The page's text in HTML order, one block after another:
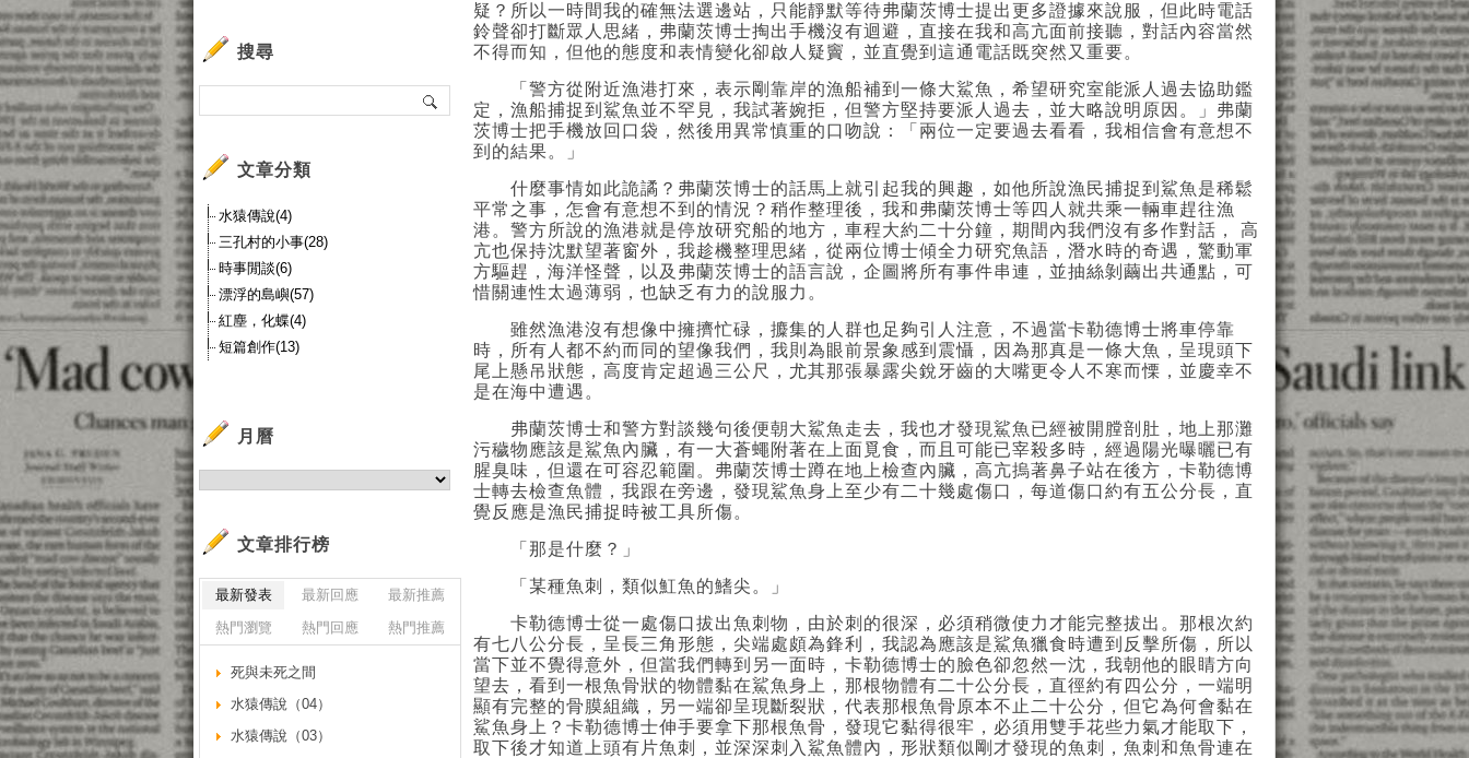
疑？所以一時間我的確無法選邊站，只能靜默等待弗蘭茨博士提出更多證據來說服，但此時電話
鈴聲卻打斷眾人思緒，弗蘭茨博士掏出手機沒有迴避，直接在我和高亢面前接聽，對話內容當然
不得而知，但他的態度和表情變化卻啟人疑竇，並直覺到這通電話既突然又重要。
「警方從附近漁港打來，表示剛靠岸的漁船補到一條大鯊魚，希望研究室能派人過去協助鑑
定，漁船捕捉到鯊魚並不罕見，我試著婉拒，但警方堅持要派人過去，並大略說明原因。」弗蘭
茨博士把手機放回口袋，然後用異常慎重的口吻說：「兩位一定要過去看看，我相信會有意想不
到的結果。」
什麼事情如此詭譎？弗蘭茨博士的話馬上就引起我的興趣，如他所說漁民捕捉到鯊魚是稀鬆
平常之事，怎會有意想不到的情況？稍作整理後，我和弗蘭茨博士等四人就共乘一輛車趕往漁
港。警方所說的漁港就是停放研究船的地方，車程大約二十分鐘，期間內我們沒有多作對話， 高
亢也保持沈默望著窗外，我趁機整理思緒，從兩位博士傾全力研究魚語，潛水時的奇遇，驚動軍
方驅趕，海洋怪聲，以及弗蘭茨博士的語言說，企圖將所有事件串連，並抽絲剝繭出共通點，可
惜關連性太過薄弱，也缺乏有力的說服力。
雖然漁港沒有想像中擁擠忙碌，攗集的人群也足夠引人注意，不過當卡勒德博士將車停靠
時，所有人都不約而同的望像我們，我則為眼前景象感到震懾，因為那真是一條大魚，呈現頭下
尾上懸吊狀態，高度肯定超過三公尺，尤其那張暴露尖銳牙齒的大嘴更令人不寒而慄，並慶幸不
是在海中遭遇。
弗蘭茨博士和警方對談幾句後便朝大鯊魚走去，我也才發現鯊魚已經被開膛剖肚，地上那灘
污穢物應該是鯊魚內臟，有一大蒼蠅附著在上面覓食，而且可能已宰殺多時，經過陽光曝曬已有
腥臭味，但還在可容忍範圍。弗蘭茨博士蹲在地上檢查內臟，高亢摀著鼻子站在後方，卡勒德博
士轉去檢查魚體，我跟在旁邊，發現鯊魚身上至少有二十幾處傷口，每道傷口約有五公分長，直
覺反應是漁民捕捉時被工具所傷。
「那是什麼？」
「某種魚刺，類似魟魚的鰭尖。」
卡勒德博士從一處傷口拔出魚刺物，由於刺的很深，必須稍微使力才能完整拔出。那根次約
有七八公分長，呈長三角形態，尖端處頗為鋒利，我認為應該是鯊魚獵食時遭到反擊所傷，所以
當下並不覺得意外，但當我們轉到另一面時，卡勒德博士的臉色卻忽然一沈，我朝他的眼睛方向
望去，看到一根魚骨狀的物體黏在鯊魚身上，那根物體有二十公分長，直徑約有四公分，一端明
顯有完整的骨膜組織，另一端卻呈現斷裂狀，代表那根魚骨原本不止二十公分，但它為何會黏在
鯊魚身上？卡勒德博士伸手要拿下那根魚骨，發現它黏得很牢，必須用雙手花些力氣才能取下，
取下後才知道上頭有片魚刺，並深深刺入鯊魚體內，形狀類似剛才發現的魚刺，魚刺和魚骨連在
搜尋
文章分類
水猿傳說(4)
三孔村的小事(28)
時事閒談(6)
漂浮的島嶼(57)
紅塵，化蝶(4)
短篇創作(13)
月曆
文章排行榜
最新發表 最新回應
最新推薦
熱門瀏覽
熱門回應 熱門推薦
死與未死之間
水猿傳說（04）
水猿傳說（03）